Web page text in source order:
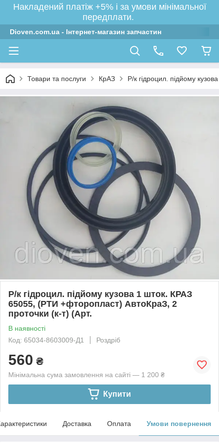
Накладений платіж +5% і за умови мінімальної
передплати.
Dioven.com.ua - Інтернет-магазин запчастин
Товари та послуги КрАЗ Р/к гідроцил. підйому
Р/к гідроцил. підйому кузова 1 шток. КРАЗ
65055, (РТИ +фторопласт) АвтоКраЗ, 2
проточки (к-т) (Арт.
В наявності
Код: 65034-8603009-Д1
Роздріб
560 ₴
Мінімальна сума замовлення на сайті — 1 200 ₴
Купити
Доставка Оплата Умови повернення